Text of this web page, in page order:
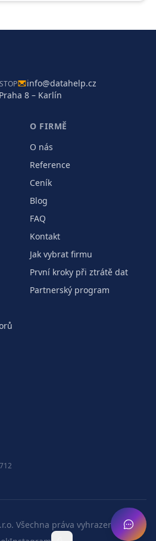
info@datahelp.cz
8 – Karlín
O FIRMĚ
O nás
Reference
Ceník
Blog
FAQ
Kontakt
Jak vybrat firmu
První kroky při ztrátě dat
Partnerský program
Všechna práva vyhrazena.